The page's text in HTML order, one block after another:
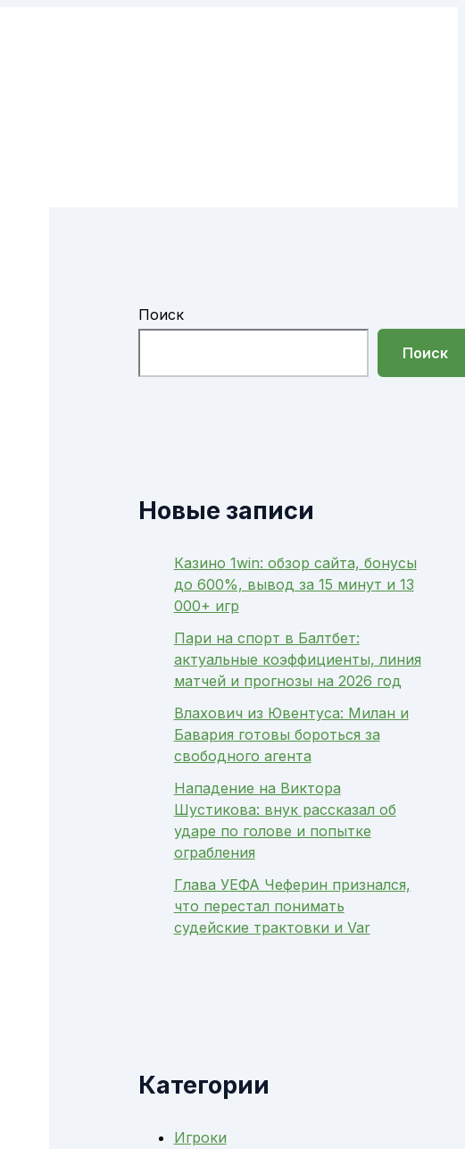
Поиск
Поиск
Новые записи
Казино 1win: обзор сайта, бонусы
до 600%, вывод за 15 минут и 13
000+ игр
Пари на спорт в Балтбет:
актуальные коэффициенты, линия
матчей и прогнозы на 2026 год
Влахович из Ювентуса: Милан и
Бавария готовы бороться за
свободного агента
Нападение на Виктора
Шустикова: внук рассказал об
ударе по голове и попытке
ограбления
Глава УЕФА Чеферин признался,
что перестал понимать
судейские трактовки и Var
Категории
Игроки